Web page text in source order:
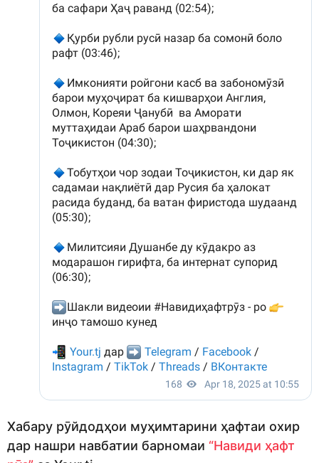
Хабару рӯйдодҳои муҳимтарини ҳафтаи охир
дар нашри навбатии барномаи “Навиди ҳафт